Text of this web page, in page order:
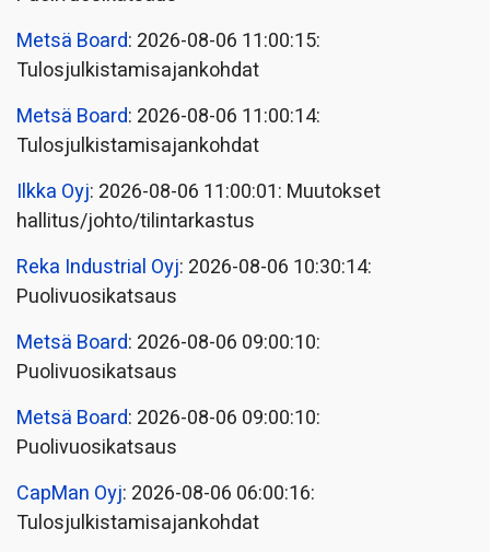
Metsä Board: 2026-08-06 11:00:15:
Tulosjulkistamisajankohdat
Metsä Board: 2026-08-06 11:00:14:
Tulosjulkistamisajankohdat
Ilkka Oyj: 2026-08-06 11:00:01: Muutokset
hallitus/johto/tilintarkastus
Reka Industrial Oyj: 2026-08-06 10:30:14:
Puolivuosikatsaus
Metsä Board: 2026-08-06 09:00:10:
Puolivuosikatsaus
Metsä Board: 2026-08-06 09:00:10:
Puolivuosikatsaus
CapMan Oyj: 2026-08-06 06:00:16:
Tulosjulkistamisajankohdat